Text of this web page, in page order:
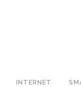
INTERNET